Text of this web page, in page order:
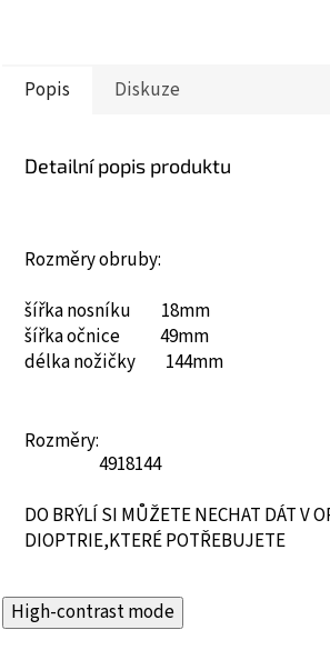
Popis Diskuze
Detailní popis produktu
Rozměry obruby:
šířka nosníku 18mm
šířka očnice 49mm
délka nožičky 144mm
Rozměry:
4918144
DO BRÝLÍ SI MŮŽETE NECHAT DÁT V
DIOPTRIE,KTERÉ POTŘEBUJETE
High-contrast mode